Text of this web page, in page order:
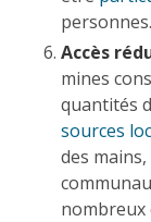
personnes.
Accès
mines
quantités
sources
des
nombreux